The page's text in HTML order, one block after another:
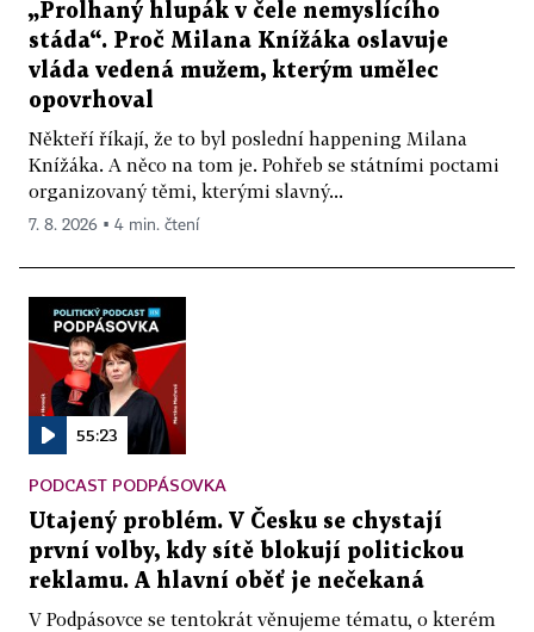
„Prolhaný hlupák v čele nemyslícího
stáda“. Proč Milana Knížáka oslavuje
vláda vedená mužem, kterým umělec
opovrhoval
Někteří říkají, že to byl poslední happening Milana
Knížáka. A něco na tom je. Pohřeb se státními poctami
organizovaný těmi, kterými slavný...
7. 8. 2026 ▪ 4 min. čtení
55:23
PODCAST PODPÁSOVKA
Utajený problém. V Česku se chystají
první volby, kdy sítě blokují politickou
reklamu. A hlavní oběť je nečekaná
V Podpásovce se tentokrát věnujeme tématu, o kterém